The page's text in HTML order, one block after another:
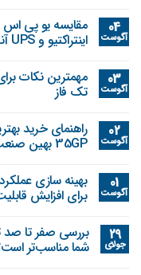
04
آگوست
اینتراکتیو و UPS آنلاین
03
آگوست
مهمترین نکات
تک فاز
02
آگوست
35GP بهین صنعت
01
آگوست
بهینه‌ سازی
برای افزایش
29
جولای
بررسی صفر تا صد
شما مناسب‌تر